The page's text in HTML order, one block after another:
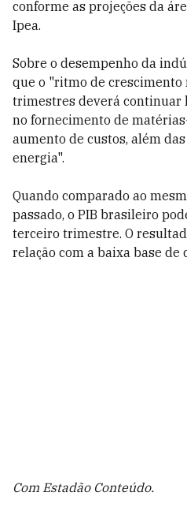
conforme as projeções da
Ipea.
Sobre o desempenho da
que o "ritmo de
trimestres deverá continuar
no fornecimento de
aumento de custos, além
energia".
Quando comparado ao
passado, o PIB brasileiro
terceiro trimestre. O
relação com a baixa base de
Com Estadão Conteúdo.